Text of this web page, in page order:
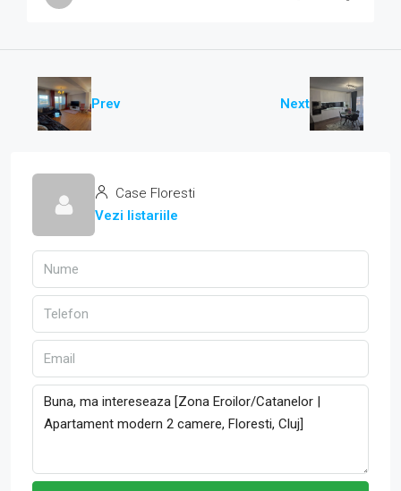
Prev Next
Case Floresti
Vezi listariile